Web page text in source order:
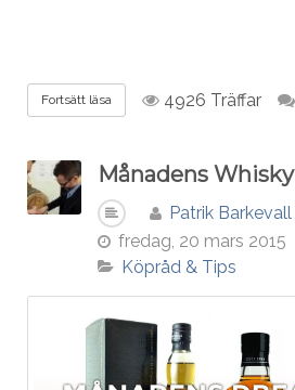
Fortsätt läsa 4926 Träffar
Månadens Whisky
Patrik Barkevall
fredag, 20 mars 2015
Köpråd & Tips